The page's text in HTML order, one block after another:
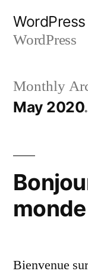
WordPress
WordPress
Monthly
May 2020
Bienvenue